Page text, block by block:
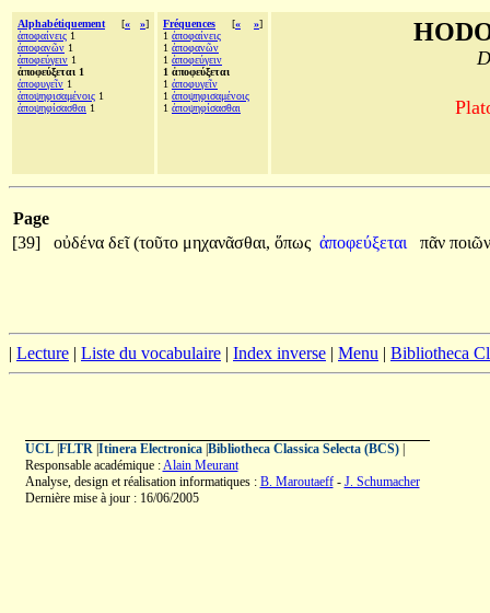
Alphabétiquement [« »]
ἀποφαίνεις 1
ἀποφανῶν 1
ἀποφεύγειν 1
ἀποφεύξεται 1
ἀποφυγεῖν 1
ἀποψηφισαμένοις 1
ἀποψηφίσασθαι 1
Fréquences [« »]
1 ἀποφαίνεις
1 ἀποφανῶν
1 ἀποφεύγειν
1 ἀποφεύξεται
1 ἀποφυγεῖν
1 ἀποψηφισαμένοις
1 ἀποψηφίσασθαι
Page
[39]
οὐδένα δεῖ(τοῦτο μηχανᾶσθαι, ὅπως ἀποφεύξεται πᾶν
| Lecture | Liste du vocabulaire | Index inverse | Menu | Bibliotheca
UCL| FLTR| Itinera Electronica| Bibliotheca Classica Selecta (BCS)|
Responsable académique :Alain Meurant
Analyse, design et réalisation informatiques : B. Maroutaeff- J. Schumacher
Dernière mise à jour : 16/06/2005